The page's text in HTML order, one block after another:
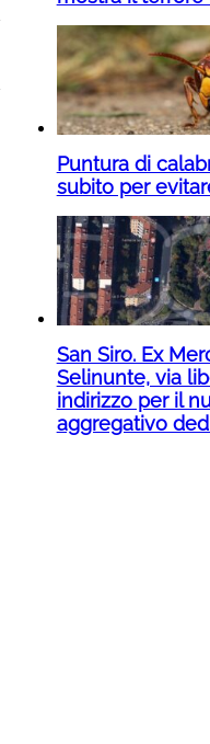
Puntura di
subito per
San Siro. Ex
Selinunte, via
indirizzo per il
aggregativo